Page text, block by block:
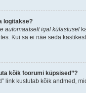
logitakse?
automaatselt igal külastusel
Kui sa ei näe seda
kõik foorumi küpsised”?
link kustutab kõik andmed,